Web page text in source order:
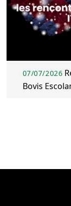
07/07/2026
Bovis